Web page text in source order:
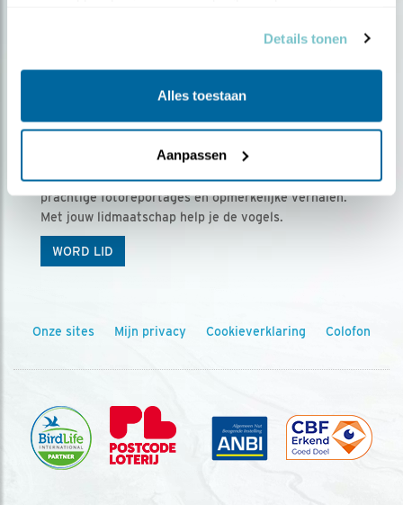
Details tonen
Alles toestaan
Aanpassen
Ontvang 5 x Vogels voor € 36,00 per jaar
Vogels is het tijdschrift voor onze leden, met
prachtige fotoreportages en opmerkelijke verhalen.
Met jouw lidmaatschap help je de vogels.
WORD LID
Onze sites Mijn privacy Cookieverklaring Colofon